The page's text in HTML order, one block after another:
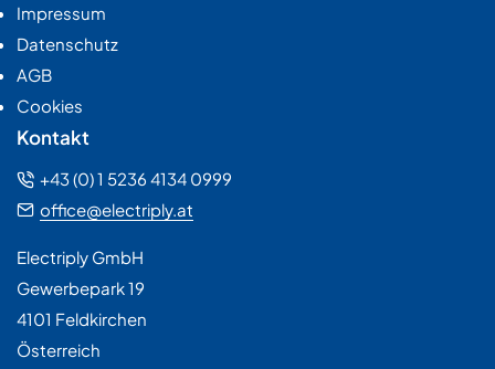
Impressum
Datenschutz
AGB
Cookies
Kontakt
+43 (0) 1 5236 4134 0999
office@electriply.at
Electriply GmbH
Gewerbepark 19
4101 Feldkirchen
Österreich